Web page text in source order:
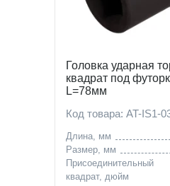
Головка ударная
квадрат под
L=78мм
Код товара: AT-IS1-
Длина, мм
Размер, мм
Присоединительный
квадрат, дюйм